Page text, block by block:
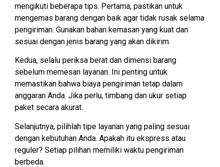
mengikuti beberapa tips. Pertama, pastikan untuk
mengemas barang dengan baik agar tidak rusak selama
pengiriman. Gunakan bahan kemasan yang kuat dan
sesuai dengan jenis barang yang akan dikirim.
Kedua, selalu periksa berat dan dimensi barang
sebelum memesan layanan. Ini penting untuk
memastikan bahwa biaya pengiriman tetap dalam
anggaran Anda. Jika perlu, timbang dan ukur setiap
paket secara akurat.
Selanjutnya, pilihlah tipe layanan yang paling sesuai
dengan kebutuhan Anda. Apakah itu ekspress atau
reguler? Setiap pilihan memiliki waktu pengiriman
berbeda.